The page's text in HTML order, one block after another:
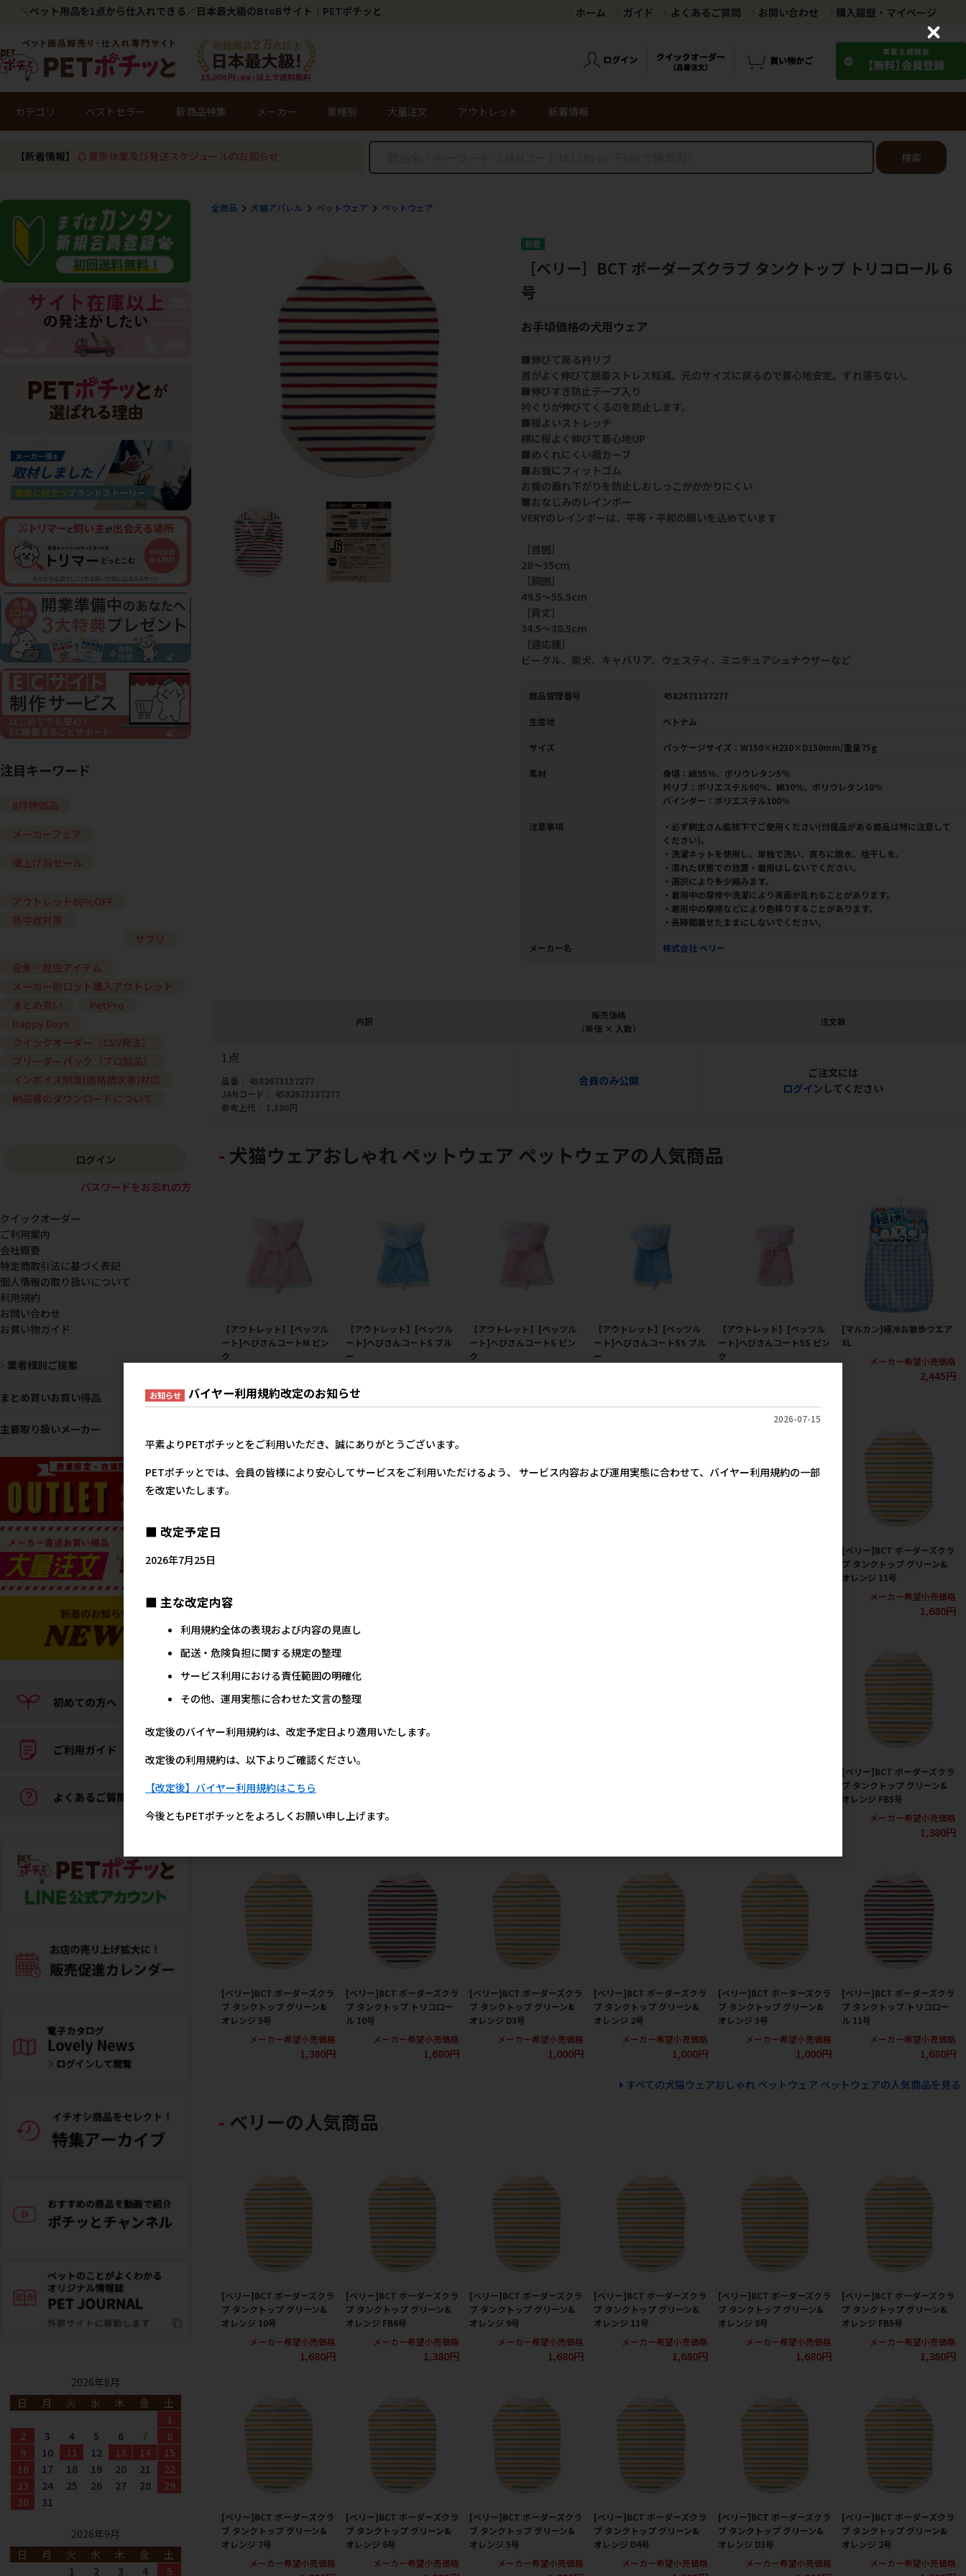
＼ペット用品を1点から仕入れできる／日本最大級のBtoBサイト｜PETポチッと ホーム ガイド よくあるご質問 お問い合わせ 購入履歴・マイページ
カテゴリ ベストセラー 新商品特集 メーカー 業種別 大量注文 アウトレット 新着情報
【新着情報】 夏季休業及び発送スケジュールのお知らせ 検索
全商品 犬猫アパレル ペットウェア ペットウェア
［ベリー］BCT ボーダーズクラブ タンクトップ トリコロール 6
号
お手頃価格の犬用ウェア
■伸びて戻る衿リブ
首がよく伸びて脱着ストレス軽減。元のサイズに戻るので着心地安定。ずれ落ちない。
■伸びすぎ防止テープ入り
衿ぐりが伸びてくるのを防止します。
■程よいストレッチ
横に程よく伸びて着心地UP
■めくれにくい裾カーブ
■お腹にフィットゴム
お腹の垂れ下がりを防止しおしっこがかかりにくい
■おなじみのレインボー
VERYのレインボーは、平等・平和の願いを込めています
［首囲］
28～35cm
［胴囲］
49.5～55.5cm
［背丈］
34.5～38.5cm
［適応種］
ビーグル、柴犬、キャバリア、ウェスティ、ミニチュアシュナウザーなど
商品管理番号 4582673137277
生産地 ベトナム
サイズ パッケージサイズ：W150×H230×D150mm/重量75g
素材
身頃：綿95％、ポリウレタン5％
衿リブ：ポリエステル60％、綿30％、ポリウレタン10％
バインダー：ポリエステル100％
注意事項
・必ず飼主さん監視下でご使用ください(付属品がある商品は特に注意して
ください)。
・洗濯ネットを使用し、単独で洗い、直ちに脱水、陰干しを。
・濡れた状態での放置・着用はしないでください。
・選択により多少縮みます。
・着用中の摩擦や洗濯により表面が乱れることがあります。
・着用中の摩擦などにより色移りすることがあります。
・長時間着せたままにしないでください。
メーカー名 株式会社 ベリー
内訳
販売価格
（単価 × 入数）
注文数
1点
品番
4582673137277
JANコード
4582673137277
参考上代
1,380円
会員のみ公開
ご注文には
ログイン してください
犬猫ウェアおしゃれ ペットウェア ペットウェアの人気商品
【アウトレット】[ペッツル
ート]へびさんコートM ピン
ク
3,800円
【アウトレット】[ペッツル
ート]へびさんコートS ブル
ー
【アウトレット】[ペッツル
ート]へびさんコートS ピン
ク
【アウトレット】[ペッツル
ート]へびさんコートSS ブル
ー
【アウトレット】[ペッツル
ート]へびさんコートSS ピン
ク
[マルカン]極冷お散歩ウエア
XL
メーカー希望小売価格
2,445円
[ベリー]BCT ボーダーズクラ
ブ タンクトップ グリーン&
オレンジ 11号
メーカー希望小売価格
1,680円
ブ タンクトップ グリーン&
メーカー希望小売価格
メーカー希望小売価格
[ベリー]BCT ボーダーズクラ
ブ タンクトップ グリーン&
オレンジ FB5号
メーカー希望小売価格
1,380円
[ベリー]BCT ボーダーズクラ
ブ タンクトップ グリーン&
オレンジ 5号
メーカー希望小売価格
1,380円
[ベリー]BCT ボーダーズクラ
ブ タンクトップ トリコロー
ル 10号
メーカー希望小売価格
1,680円
[ベリー]BCT ボーダーズクラ
ブ タンクトップ グリーン&
オレンジ D3号
メーカー希望小売価格
1,000円
[ベリー]BCT ボーダーズクラ
ブ タンクトップ グリーン&
オレンジ 2号
メーカー希望小売価格
1,000円
[ベリー]BCT ボーダーズクラ
ブ タンクトップ グリーン&
オレンジ 3号
メーカー希望小売価格
1,000円
[ベリー]BCT ボーダーズクラ
ブ タンクトップ トリコロー
ル 11号
メーカー希望小売価格
1,680円
すべての犬猫ウェアおしゃれ ペットウェア ペットウェアの人気商品を見る
ベリーの人気商品
[ベリー]BCT ボーダーズクラ
ブ タンクトップ グリーン&
オレンジ 10号
メーカー希望小売価格
1,680円
[ベリー]BCT ボーダーズクラ
ブ タンクトップ グリーン&
オレンジ FB6号
メーカー希望小売価格
1,380円
[ベリー]BCT ボーダーズクラ
ブ タンクトップ グリーン&
オレンジ 9号
メーカー希望小売価格
1,680円
[ベリー]BCT ボーダーズクラ
ブ タンクトップ グリーン&
オレンジ 11号
メーカー希望小売価格
1,680円
[ベリー]BCT ボーダーズクラ
ブ タンクトップ グリーン&
オレンジ 8号
メーカー希望小売価格
1,680円
[ベリー]BCT ボーダーズクラ
ブ タンクトップ グリーン&
オレンジ FB5号
メーカー希望小売価格
1,380円
[ベリー]BCT ボーダーズクラ
ブ タンクトップ グリーン&
オレンジ 7号
メーカー希望小売価格
[ベリー]BCT ボーダーズクラ
ブ タンクトップ グリーン&
オレンジ 6号
メーカー希望小売価格
[ベリー]BCT ボーダーズクラ
ブ タンクトップ グリーン&
オレンジ 5号
メーカー希望小売価格
[ベリー]BCT ボーダーズクラ
ブ タンクトップ グリーン&
オレンジ D4号
メーカー希望小売価格
[ベリー]BCT ボーダーズクラ
ブ タンクトップ グリーン&
オレンジ D3号
メーカー希望小売価格
[ベリー]BCT ボーダーズクラ
ブ タンクトップ グリーン&
オレンジ 2号
メーカー希望小売価格
注目キーワード
8月特価品
メーカーフェア
値上げ前セール
アウトレット60%OFF
熱中症対策
サプリ
金魚・昆虫アイテム
メーカー別ロット購入アウトレット
まとめ買い
PetPro
Happy Days
クイックオーダー（CSV発注）
ブリーダーパック（プロ製品）
インボイス制度(適格請求書)対応
納品書のダウンロードについて
ログイン
パスワードをお忘れの方
クイックオーダー
ご利用案内
会社概要
特定商取引法に基づく表記
個人情報の取り扱いについて
利用規約
お問い合わせ
お買い物ガイド
業者様別ご提案
まとめ買いお買い得品
主要取り扱いメーカー
2026年8月
日
月 火 水 木 金
土
1
2
3 4 5 6 7
8
9
10 11 12 13 14
15
16
17 18 19 20 21
22
23
24 25 26 27 28
29
30
31
2026年9月
日
月 火 水 木 金
土
1
2 3 4 5
お知らせ バイヤー利用規約改定のお知らせ
2026-07-15
平素よりPETポチッとをご利用いただき、誠にありがとうございます。
PETポチッとでは、会員の皆様により安心してサービスをご利用いただけるよう、 サービス内容および運用実態に合わせて、バイヤー利用規約の一部
を改定いたします。
■ 改定予定日
2026年7月25日
■ 主な改定内容
利用規約全体の表現および内容の見直し
配送・危険負担に関する規定の整理
サービス利用における責任範囲の明確化
その他、運用実態に合わせた文言の整理
改定後のバイヤー利用規約は、改定予定日より適用いたします。
改定後の利用規約は、以下よりご確認ください。
【改定後】バイヤー利用規約はこちら
今後ともPETポチッとをよろしくお願い申し上げます。
C
o
s
e